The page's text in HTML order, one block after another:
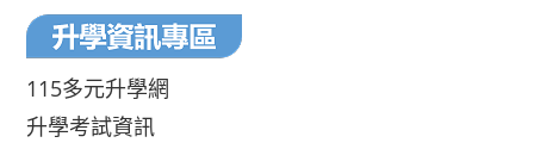
115多元升學網
升學考試資訊